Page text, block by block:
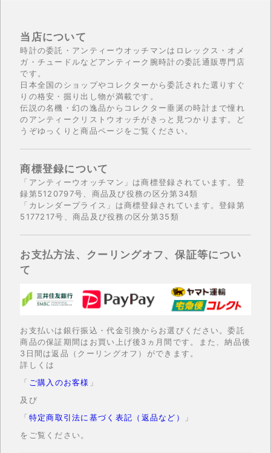
当店について
時計の委託・アンティーウオッチマンはロレックス・オメ
ガ・チュードルなどアンティーク腕時計の委託通販専門店
です。
日本全国のショップやコレクターから委託された選りすぐ
りの格安・掘り出し物が満載です。
伝説の名機・幻の逸品からコレクター垂涎の時計まで憧れ
のアンティークリストウオッチがきっと見つかります。ど
うぞゆっくりと商品ページをご覧ください。
商標登録について
「アンティーウオッチマン」は商標登録されています。登
録第5120797号、商品及び役務の区分第34類
「カレンダープライス」は商標登録されています。登録第
5177217号、商品及び役務の区分第35類
お支払方法、クーリングオフ、保証等につい
て
お支払いは銀行振込・代金引換からお選びください。委託
商品の保証期間はお買い上げ後3ヵ月間です。また、納品後
3日間は返品（クーリングオフ）ができます。
詳しくは
「 ご購入のお客様 」
及び
「特定商取引法に基づく表記（返品など）
」
をご覧ください。